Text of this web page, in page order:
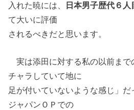
入れた暁には、
日本男子歴代６
て大いに評価
されるべきだと思います。
実は添田に対する私の以前まで
チャラしていて地に
足が付いていないような感じ」
ジャパンＯＰでの